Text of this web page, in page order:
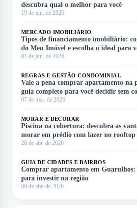
descubra qual o melhor para você
19 de jun. de 2026
MERCADO IMOBILIÁRIO
Tipos de financiamento imobiliário:
do Meu Imóvel e escolha o ideal para
01 de jun. de 2026
REGRAS E GESTÃO CONDOMINIAL
Vale a pena comprar apartamento na
guia completo para você decidir sem
07 de mai. de 2026
MORAR E DECORAR
Piscina na cobertura: descubra as
morar em prédio com lazer no rooftop
28 de abr. de 2026
GUIA DE CIDADES E BAIRROS
Comprar apartamento em Guarulhos:
para investir na região
09 de abr. de 2026